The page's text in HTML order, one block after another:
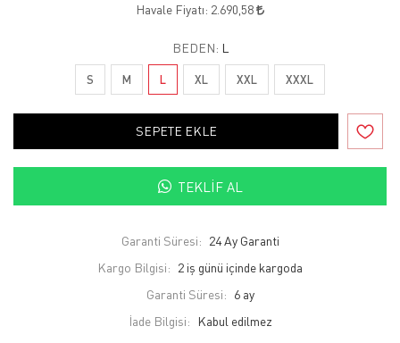
Havale Fiyatı: 2.690,58
BEDEN: L
S M L XL XXL XXXL
SEPETE EKLE
TEKLIF AL
Garanti Süresi: 24 Ay Garanti
Kargo Bilgisi: 2 iş günü içinde kargoda
Garanti Süresi: 6 ay
İade Bilgisi: